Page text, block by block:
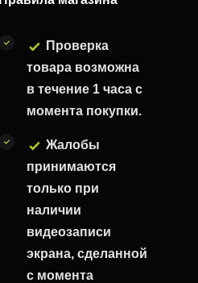
Проверка
товара возможна
в течение 1 часа с
момента покупки.
Жалобы
принимаются
только при
наличии
видеозаписи
экрана, сделанной
с момента